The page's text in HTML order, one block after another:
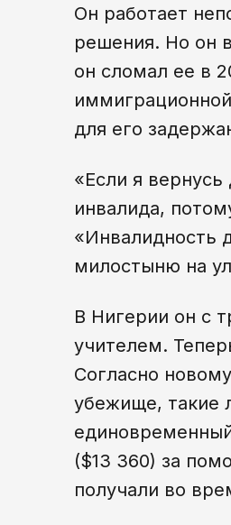
Он работает
решения. Но он
он сломал ее в
для его
«Если я
инвалида,
«Инвалидность
милостыню на
В Нигерии он с
учителем.
Согласно
убежище, такие
($13 360) за
получали во